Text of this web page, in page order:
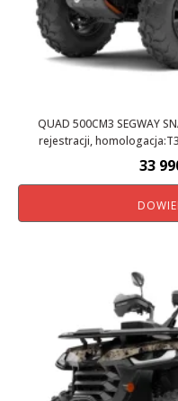
QUAD 500CM3 SEGWAY
rejestracji,
33